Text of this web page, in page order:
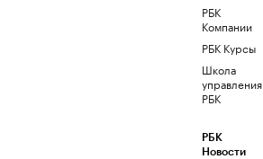
РБК
Компании
РБК Курсы
Школа
управления
РБК
РБК
Новости